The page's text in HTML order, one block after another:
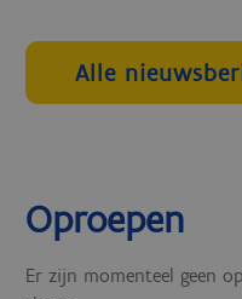
Alle
Oproepen
Er zijn momenteel geen